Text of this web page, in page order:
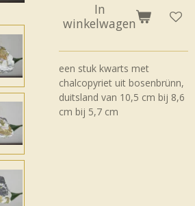
In
winkelwagen
een stuk kwarts met
chalcopyriet uit bosenbrünn,
duitsland van 10,5 cm bij 8,6
cm bij 5,7 cm